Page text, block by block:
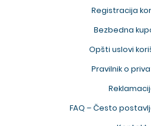
Registracija
Bezbedna
Opšti uslovi
Pravilnik o
FAQ – Često